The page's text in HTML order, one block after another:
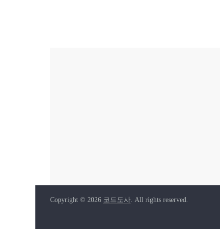
Copyright © 2026 코드도사. All rights reserved.